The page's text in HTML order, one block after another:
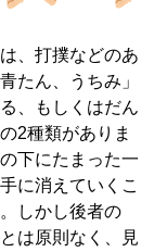
、打撲などのあ
たん、うちみ」
、もしくはだん
2種類がありま
下にたまった一
に消えていくこ
しかし後者の
は原則なく、見